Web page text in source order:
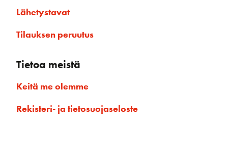
Lähetystavat
Tilauksen peruutus
Tietoa meistä
Keitä me olemme
Rekisteri- ja tietosuojaseloste